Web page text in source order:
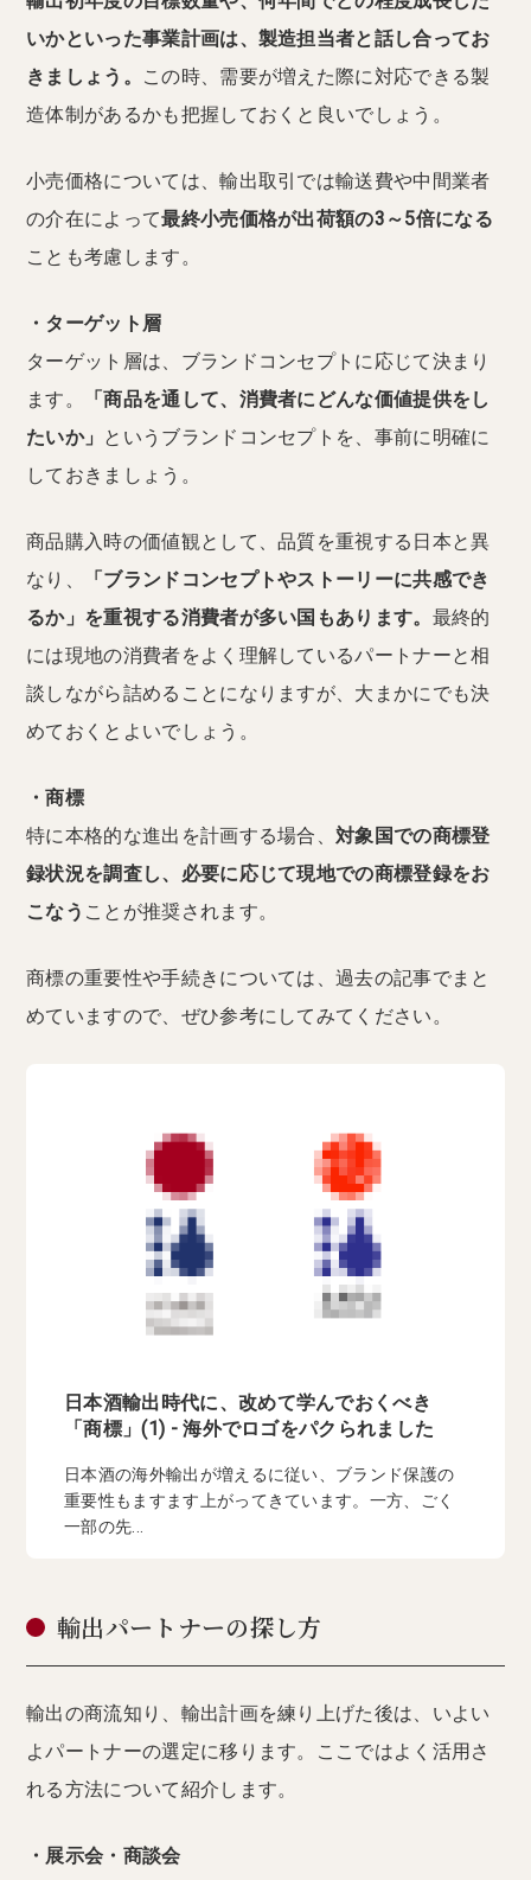
いかといった事業計画は、製造担当者と話し合ってお
きましょう。
この時、需要が増えた際に対応できる製
造体制があるかも把握しておくと良いでしょう。
小売価格については、輸出取引では輸送費や中間業者
の介在によって最終小売価格が出荷額の3～5倍になる
ことも考慮します。
・ターゲット層
ターゲット層は、ブランドコンセプトに応じて決まり
ます。
「商品を通して、消費者にどんな価値提供をし
たいか」 というブランドコンセプトを、事前に明確に
しておきましょう。
商品購入時の価値観として、品質を重視する日本と異
なり、
「ブランドコンセプトやストーリーに共感でき
るか」を重視する消費者が多い国もあります。 最終的
には現地の消費者をよく理解しているパートナーと相
談しながら詰めることになりますが、大まかにでも決
めておくとよいでしょう。
・商標
特に本格的な進出を計画する場合、対象国での商標登
録状況を調査し、必要に応じて現地での商標登録をお
こなう ことが推奨されます。
商標の重要性や手続きについては、過去の記事でまと
めていますので、ぜひ参考にしてみてください。
日本酒輸出時代に、改めて学んでおくべき
「商標」(1) - 海外でロゴをパクられました
日本酒の海外輸出が増えるに従い、ブランド保護の
重要性もますます上がってきています。一方、ごく
一部の先...
輸出パートナーの探し方
輸出の商流知り、輸出計画を練り上げた後は、いよい
よパートナーの選定に移ります。ここではよく活用さ
れる方法について紹介します。
・展示会・商談会